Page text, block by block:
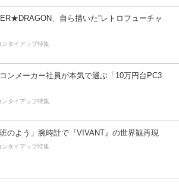
、自ら描いた”レトロフューチャ
ンタイアップ特集
ンメーカー社員が本気で選ぶ「10万円台PC3
ンタイアップ特集
班のよう」腕時計で『VIVANT』の世界観再現
ンタイアップ特集